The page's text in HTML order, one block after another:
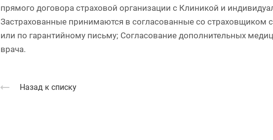
прямого договора страховой организации с Клиникой и
Застрахованные принимаются в согласованные со страховщиком
или по гарантийному письму; Согласование дополнительных
врача.
Назад к списку